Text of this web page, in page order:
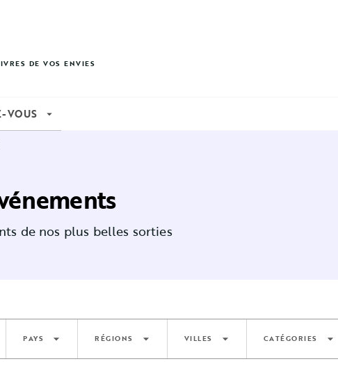
DE VOS ENVIES
VOUS arrow_drop_down
de nos plus belles sorties
PAYS arrow_drop_down RÉGIONS arrow_drop_down VILLES arrow_drop_down CATÉGORIES arrow_drop_down